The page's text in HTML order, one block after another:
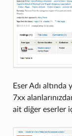
Eser Adı
7xx
ait diğer eserler